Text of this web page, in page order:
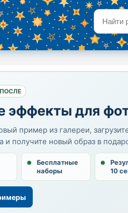
эффекты для
пример из галереи,
и получите новый образ в
Бесплатные
наборы
10